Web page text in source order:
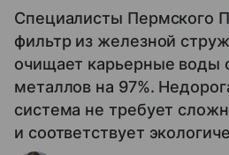
Специалисты Пермского
фильтр из железной
очищает карьерные воды
металлов на 97%.
система не требует
и соответствует